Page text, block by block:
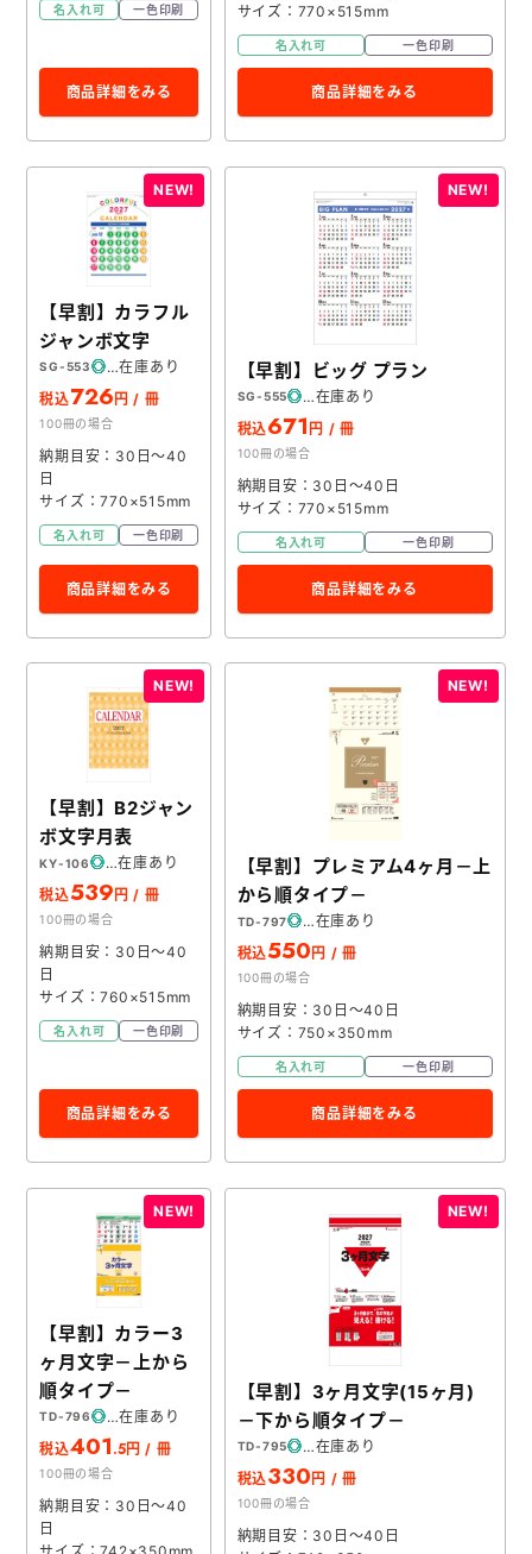
名入れ可 一色印刷
商品詳細をみる
サイズ：770×515mm
名入れ可 一色印刷
商品詳細をみる
【早割】カラフル
ジャンボ文字
SG-553
在庫あり
税込726 円 / 冊
100冊の場合
納期目安：30日～40
日
サイズ：770×515mm
名入れ可 一色印刷
商品詳細をみる
【早割】ビッグ プラン
SG-555
在庫あり
税込671 円 / 冊
100冊の場合
納期目安：30日～40日
サイズ：770×515mm
名入れ可 一色印刷
商品詳細をみる
【早割】B2ジャン
ボ文字月表
KY-106
在庫あり
税込539 円 / 冊
100冊の場合
納期目安：30日～40
日
サイズ：760×515mm
名入れ可 一色印刷
商品詳細をみる
【早割】プレミアム4ヶ月－上
から順タイプ－
TD-797
在庫あり
税込550 円 / 冊
100冊の場合
納期目安：30日～40日
サイズ：750×350mm
名入れ可 一色印刷
商品詳細をみる
【早割】カラー3
ヶ月文字－上から
順タイプ－
TD-796
在庫あり
税込401.5円 / 冊
100冊の場合
納期目安：30日～40
日
【早割】3ヶ月文字(15ヶ月)
－下から順タイプ－
TD-795
在庫あり
税込330円 / 冊
100冊の場合
納期目安：30日～40日